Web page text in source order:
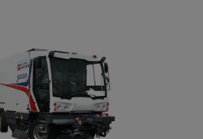
DULEVO 6000